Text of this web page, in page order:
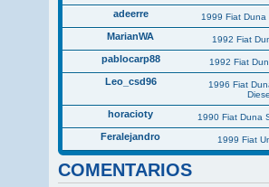
adeerre 1999 Fiat Duna
MarianWA 1992 Fiat
pablocarp88 1992 Fiat
Leo_csd96
1996 Fiat
horacioty 1990 Fiat Duna
Feralejandro 1999 Fiat
COMENTARIOS